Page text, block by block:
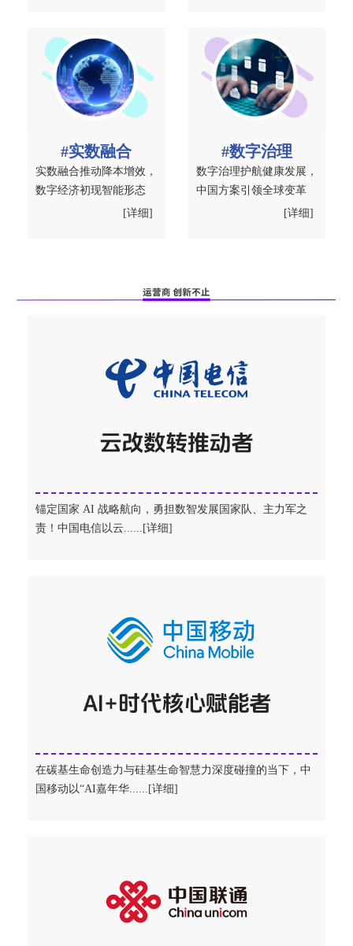
#实数融合
实数融合推动降本增效，
数字经济初现智能形态
[详细]
#数字治理
数字治理护航健康发展，
中国方案引领全球变革
[详细]
锚定国家 AI 战略航向，勇担数智发展国家队、主力军之
责！中国电信以云......[详细]
在碳基生命创造力与硅基生命智慧力深度碰撞的当下，中
国移动以“AI嘉年华......[详细]